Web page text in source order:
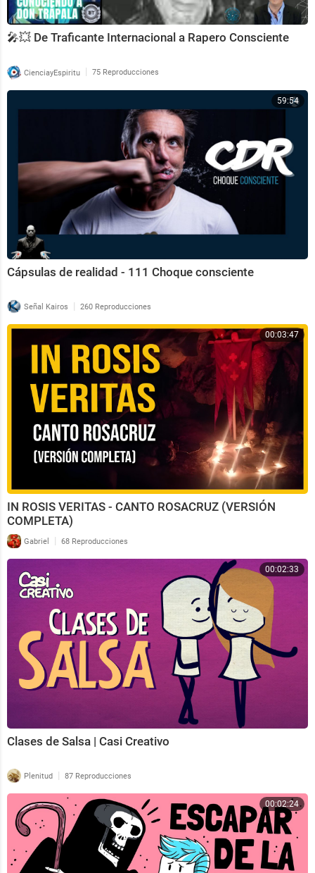
🎤💥 De Traficante Internacional a Rapero Consciente
CienciayEspiritu | 75 Reproducciones
59:54
⁣Cápsulas de realidad - 111 Choque consciente
Señal Kairos | 260 Reproducciones
00:03:47
IN ROSIS VERITAS - CANTO ROSACRUZ (VERSIÓN
COMPLETA)
Gabriel | 68 Reproducciones
00:02:33
Clases de Salsa | Casi Creativo
Plenitud | 87 Reproducciones
00:02:24